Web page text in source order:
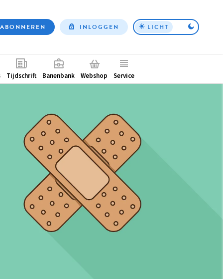
Top
ABONNEREN INLOGGEN LICHT
Tijdschrift Banenbank Webshop Service